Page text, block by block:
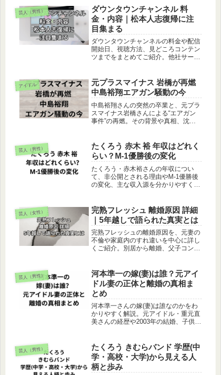
芸人（男性）
ダウンタウンチャンネル 料
金・内容｜松本人志復帰に注
目集まる
ダウンタウンチャンネルの料金や配信
開始日、視聴方法、見どころコンテン
ツまでをまとめてご紹介。他社サービ
アイドル
元プラスマイナス 岩橋が再燃
中島裕翔エアガン騒動の今
中島裕翔さんの突然の卒業と、元プラ
スマイナス岩橋さんによる“エアガン
事件”の再燃。その背景や真相、沈黙
芸人（男性）
たくろう 赤木 裕 年収はどれく
らい？M-1優勝後の変化
たくろう・赤木裕さんの年収につい
て、非公開とされる理由やM-1優勝後
の変化、主な収入源を分かりやすく整
です。
芸人（女性）
完熟フレッシュ 離婚原因 詳細
｜5年越しで語られた真実とは
完熟フレッシュの離婚原因を、元妻の
不倫や家庭内のすれ違いを中心に詳し
くご紹介。別居から離婚、父子コンビ
芸人（男性）
河本準一の嫁(妻)は誰？元アイ
ドル妻の正体と離婚の真相ま
とめ
河本準一さんの嫁(妻)は誰なのかをわ
かりやすく解説。元アイドル・重元直
美さんの経歴や2003年の結婚、子供2
ます。
芸人（男性）
たくろう きむらバンド 学歴(中
学・高校・大学)から見える人
柄と歩み